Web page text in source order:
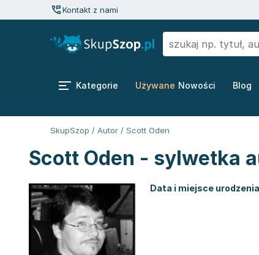
Kontakt z nami
Kategorie Używane Nowości Blog
SkupSzop / Autor / Scott Oden
Scott Oden - sylwetka
Data i miejsce